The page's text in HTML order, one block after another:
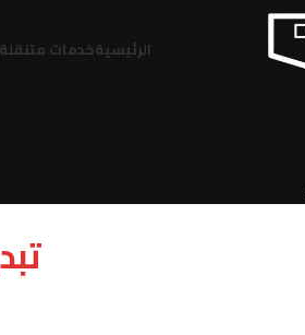
الرئيسيةخدمات متنقلة